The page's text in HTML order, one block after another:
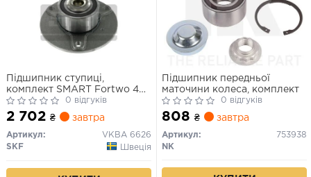
Підшипник ступиці,
комплект SMART Fortwo 451
"F "07>>
0 відгуків
2 702 ₴ завтра
Артикул:
VKBA 6626
SKF
Швеція
Підшипник передньої
маточини колеса, комплект
0 відгуків
808 ₴ завтра
Артикул:
753938
NK